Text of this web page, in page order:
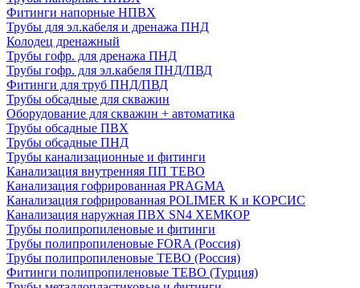
Фитинги напорные НПВХ
Трубы для эл.кабеля и дренажа ПНД
Колодец дренажный
Трубы гофр. для дренажа ПНД
Трубы гофр. для эл.кабеля ПНД/ПВД
Фитинги для труб ПНД/ПВД
Трубы обсадные для скважин
Оборудование для скважин + автоматика
Трубы обсадные ПВХ
Трубы обсадные ПНД
Трубы канализационные и фитинги
Канализация внутренняя ПП TEBO
Канализация гофрированная PRAGMA
Канализация гофрированная POLIMER K и КОРСИС
Канализация наружная ПВХ SN4 ХЕМКОР
Трубы полипропиленовые и фитинги
Трубы полипропиленовые FORA (Россия)
Трубы полипропиленовые TEBO (Россия)
Фитинги полипропиленовые TEBO (Турция)